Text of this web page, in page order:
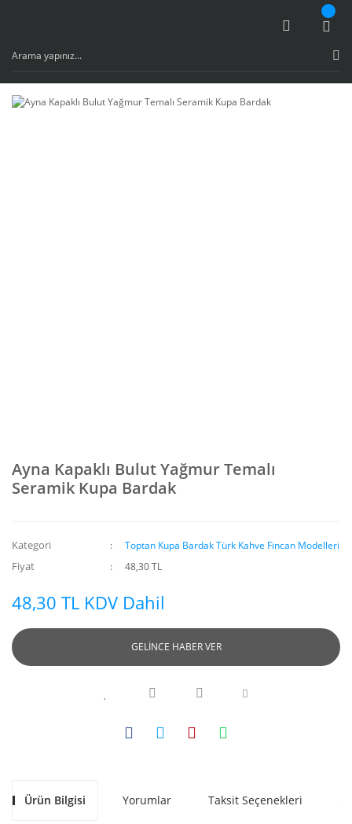
Ayna Kapaklı Bulut Yağmur Temalı
Seramik Kupa Bardak
Kategori Toptan Kupa Bardak Türk Kahve Fincan Modelleri
Fiyat 48,30 TL
48,30 TL KDV Dahil
GELİNCE HABER VER
Ürün Bilgisi Yorumlar Taksit Seçenekleri